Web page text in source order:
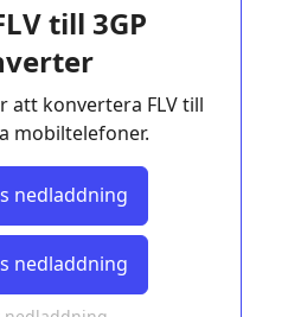
till 3GP
att konvertera FLV till
mobiltelefoner.
nedladdning
nedladdning